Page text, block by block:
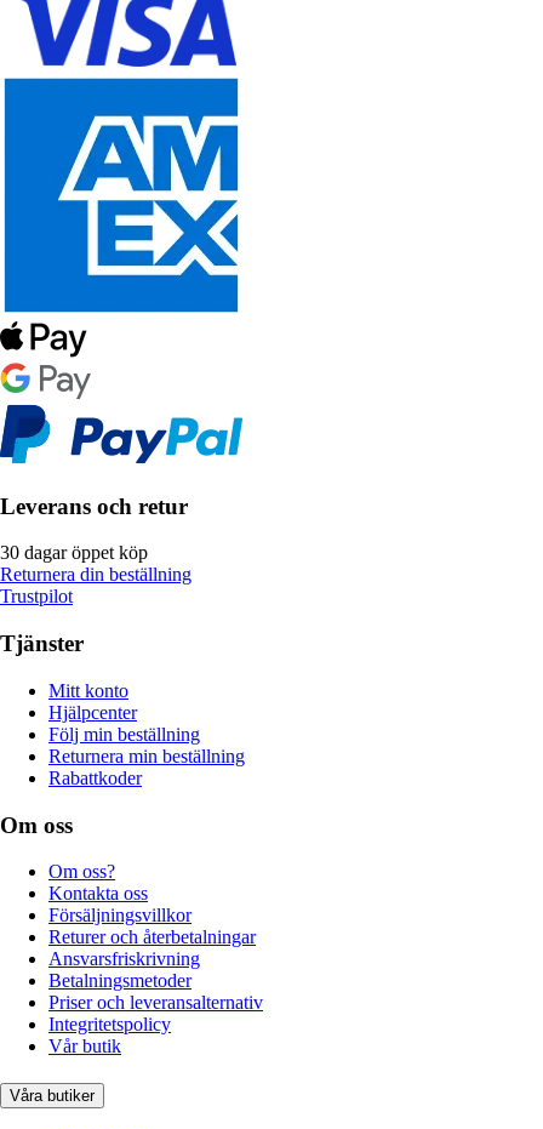
Leverans och retur
30 dagar öppet köp
Returnera din beställning
Trustpilot
Tjänster
Mitt konto
Hjälpcenter
Följ min beställning
Returnera min beställning
Rabattkoder
Om oss
Om oss?
Kontakta oss
Försäljningsvillkor
Returer och återbetalningar
Ansvarsfriskrivning
Betalningsmetoder
Priser och leveransalternativ
Integritetspolicy
Vår butik
Våra butiker